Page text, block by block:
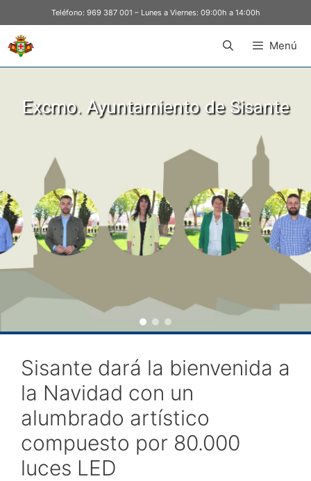
Teléfono: 969 387 001 – Lunes a Viernes: 09:00h a 14:00h
Menú
Excmo. Ayuntamiento de Sisante
Sisante dará la bienvenida a
la Navidad con un
alumbrado artístico
compuesto por 80.000
luces LED